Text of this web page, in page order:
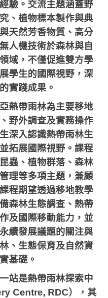
驗。交流主題涵蓋野
、植物標本製作與典
天然芳香物質、高分
人機技術於森林與自
域，不僅促進雙方學
學生的國際視野，深
實踐成果。
熱帶雨林為主要移地
野外調查及實務操作
深入認識熱帶雨林生
拓展國際視野。課程
蟲、植物群落、森林
理等多項主題，兼顧
程期望透過移地教學
森林生態調查、熱帶
及國際移動能力，並
續發展議題的關注與
、生態保育及自然資
基礎。
站是熱帶雨林探索中
Centre, RDC），其